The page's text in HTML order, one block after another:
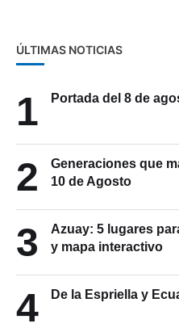
ÚLTIMAS NOTICIAS
1 Portada del 8 de
2
Generaciones que
10 de Agosto
3
Azuay: 5 lugares
y mapa interactivo
4 De la Espriella y